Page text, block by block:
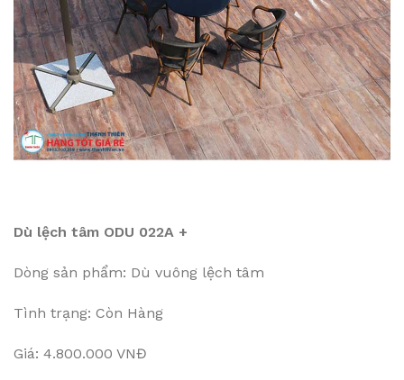
Dù lệch tâm ODU 022A +
Dòng sản phẩm: Dù vuông lệch tâm
Tình trạng: Còn Hàng
Giá: 4.800.000 VNĐ